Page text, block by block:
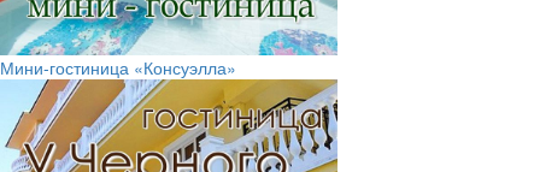
Мини-гостиница «Консуэлла»